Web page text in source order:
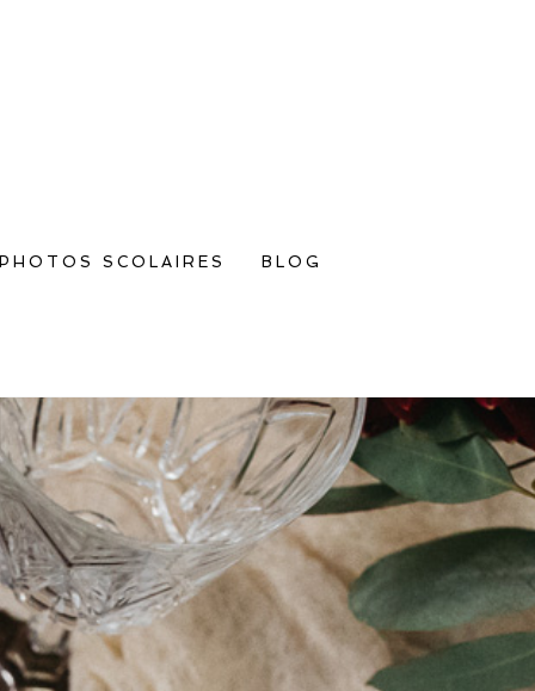
PHOTOS SCOLAIRES BLOG